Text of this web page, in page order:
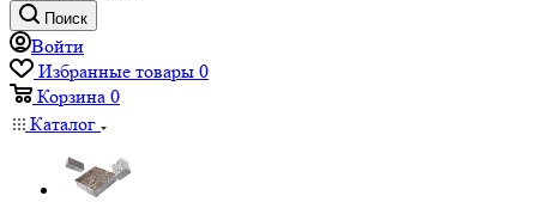
Поиск
Войти
Избранные товары 0
Корзина 0
Каталог